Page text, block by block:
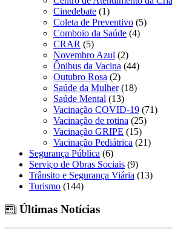
Cinedebate (1)
Coleta de Preventivo (5)
Comboio da Saúde (4)
CRAR (5)
Novembro Azul (2)
Ônibus da Vacina (44)
Outubro Rosa (2)
Saúde da Mulher(18)
Saúde Mental (13)
Vacinação COVID-19 (71)
Vacinação de rotina (25)
Vacinação GRIPE (15)
Vacinação Pediátrica (21)
Segurança Pública (6)
Serviço de Obras Sociais (9)
Trânsito e Segurança Viária (13)
Turismo (144)
Últimas Notícias